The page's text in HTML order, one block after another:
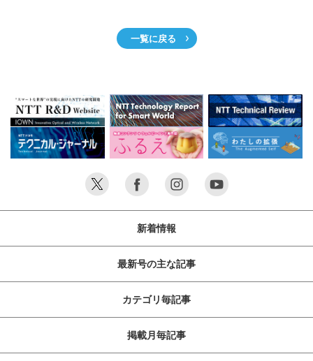
一覧に戻る
新着情報
最新号の主な記事
カテゴリ毎記事
掲載月毎記事